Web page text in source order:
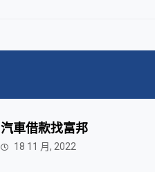
汽車借款找富邦
18 11 月, 2022